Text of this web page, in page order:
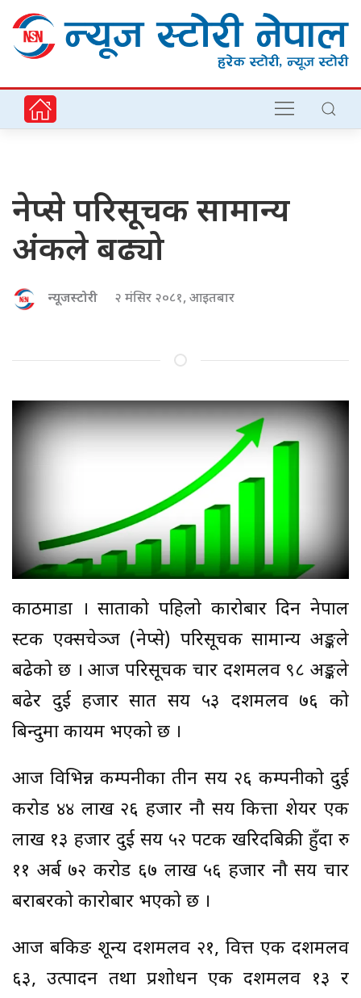
नेप्से परिसूचक सामान्य
अंकले बढ्यो
न्यूजस्टोरी २ मंसिर २०८१, आइतबार
काठमाडौं । साताको पहिलो कारोबार दिन नेपाल
स्टक एक्सचेञ्ज (नेप्से) परिसूचक सामान्य अङ्कले
बढेको छ । आज परिसूचक चार दशमलव ९८ अङ्कले
बढेर दुई हजार सात सय ५३ दशमलव ७६ को
बिन्दुमा कायम भएको छ ।
आज विभिन्न कम्पनीका तीन सय २६ कम्पनीको दुई
करोड ४४ लाख २६ हजार नौ सय कित्ता शेयर एक
लाख १३ हजार दुई सय ५२ पटक खरिदबिक्री हुँदा रु
११ अर्ब ७२ करोड ६७ लाख ५६ हजार नौ सय चार
बराबरको कारोबार भएको छ ।
आज बैंकिङ शून्य दशमलव २१, वित्त एक दशमलव
६३, उत्पादन तथा प्रशोधन एक दशमलव १३ र